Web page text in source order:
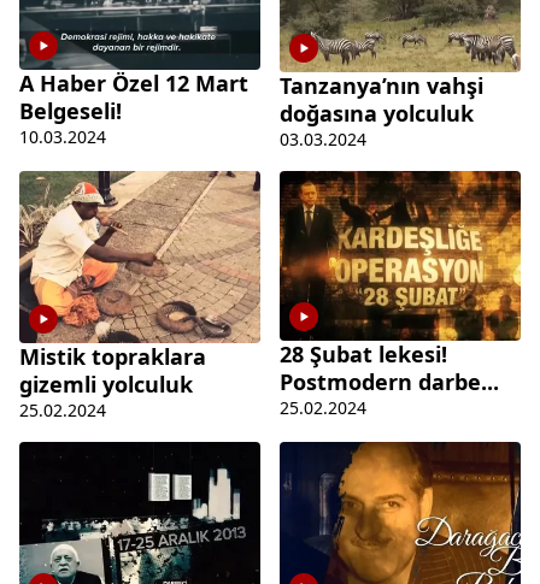
A Haber Özel 12 Mart
Belgeseli!
10.03.2024
Tanzanya’nın vahşi
doğasına yolculuk
03.03.2024
Mistik topraklara
gizemli yolculuk
25.02.2024
28 Şubat lekesi!
Postmodern darbe...
25.02.2024